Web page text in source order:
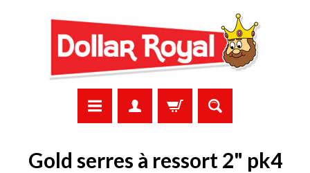
Gold serres à ressort 2" pk4